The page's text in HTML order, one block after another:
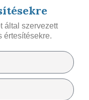
által szervezett
értesítésekre.